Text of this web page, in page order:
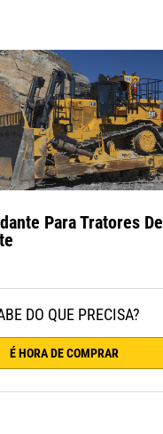
Para Tratores De
DO QUE PRECISA?
É HORA DE COMPRAR